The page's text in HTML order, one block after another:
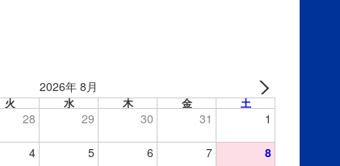
2026年 8月
火 水 木 金 土
28 29 30 31 1
4 5 6 7 8